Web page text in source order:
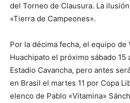
del Torneo de Clausura. La
«Tierra de Campeones».
Por la décima fecha, el equipo de
Huachipato el próximo sábado 15
Estadio Cavancha, pero antes
en Brasil el martes 11 por Copa
elenco de Pablo «Vitamina»